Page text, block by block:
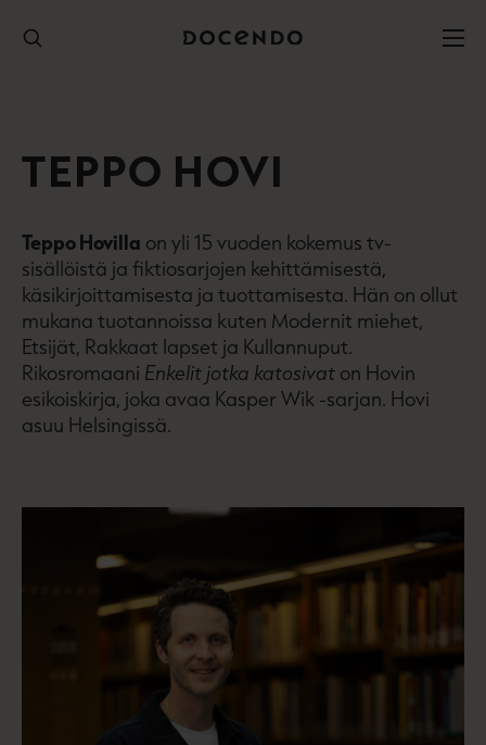
sisältöön
TEPPO HOVI
Teppo Hovilla on yli 15 vuoden kokemus tv-
sisällöistä ja fiktiosarjojen kehittämisestä,
käsikirjoittamisesta ja tuottamisesta. Hän on ollut
mukana tuotannoissa kuten Modernit miehet,
Etsijät, Rakkaat lapset ja Kullannuput.
Rikosromaani Enkelit jotka katosivat on Hovin
esikoiskirja, joka avaa Kasper Wik -sarjan. Hovi
asuu Helsingissä.